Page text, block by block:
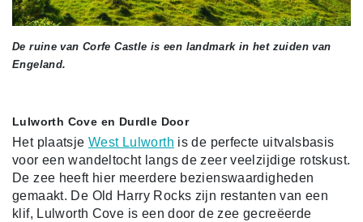
De ruine van Corfe Castle is een landmark in het zuiden van
Engeland.
Lulworth Cove en Durdle Door
Het plaatsje West Lulworth is de perfecte uitvalsbasis
voor een wandeltocht langs de zeer veelzijdige rotskust.
De zee heeft hier meerdere bezienswaardigheden
gemaakt. De Old Harry Rocks zijn restanten van een
klif, Lulworth Cove is een door de zee gecreëerde